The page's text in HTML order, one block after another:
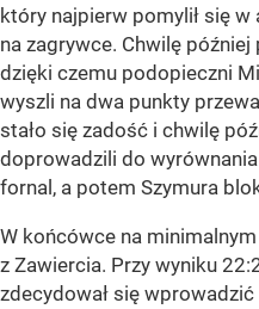
który najpierw pomylił się w
na zagrywce. Chwilę później
dzięki czemu podopieczni
wyszli na dwa punkty
stało się zadość i chwilę
doprowadzili do
fornal, a potem Szymura
W końcówce na
z Zawiercia. Przy wyniku
zdecydował się